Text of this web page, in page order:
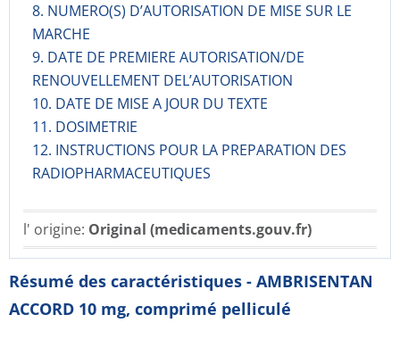
8. NUMERO(S) D’AUTORISATION DE MISE SUR LE
MARCHE
9. DATE DE PREMIERE AUTORISATION/DE
RENOUVELLEMENT DEL’AUTORISATION
10. DATE DE MISE A JOUR DU TEXTE
11. DOSIMETRIE
12. INSTRUCTIONS POUR LA PREPARATION DES
RADIOPHARMACE­UTIQUES
l' origine: Original (medicaments.gouv.fr)
Résumé des caractéristiques - AMBRISENTAN
ACCORD 10 mg, comprimé pelliculé